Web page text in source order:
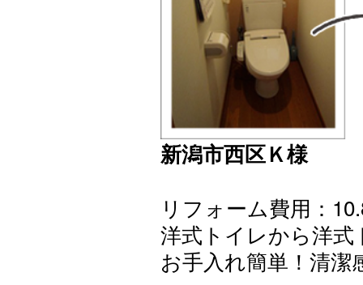
新潟市西区Ｋ様
リフォーム費用：
洋式トイレから洋式
お手入れ簡単！清